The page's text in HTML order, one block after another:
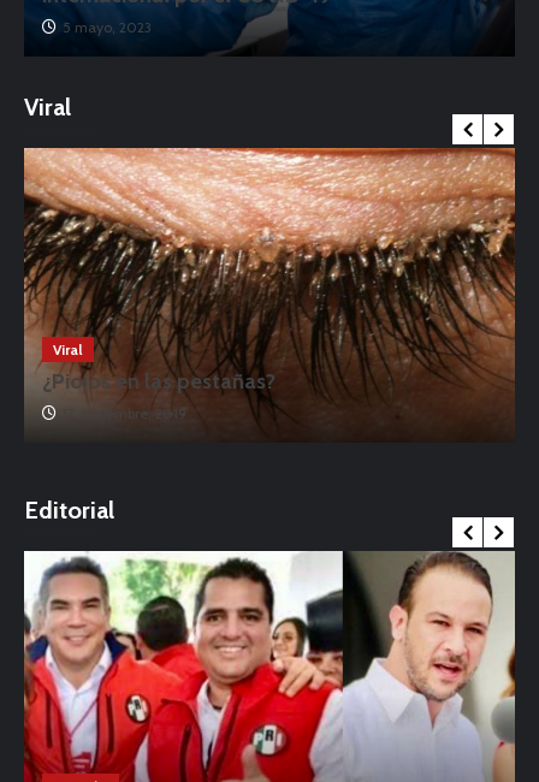
5 mayo, 2023
Viral
Viral
¿Piojos en las pestañas?
17 noviembre, 2019
Editorial